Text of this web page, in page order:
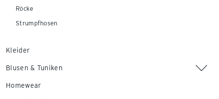
Röcke
Strumpfhosen
Kleider
Blusen & Tuniken
Homewear